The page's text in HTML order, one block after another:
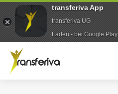
transferiva App
transferiva UG
Laden - bei Google Play